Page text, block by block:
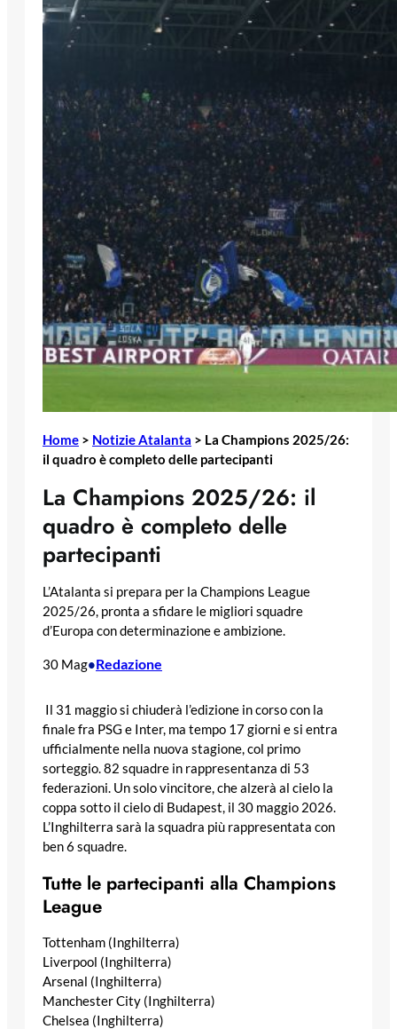
Home > Notizie Atalanta > La Champions 2025/26:
il quadro è completo delle partecipanti
La Champions 2025/26: il
quadro è completo delle
partecipanti
L’Atalanta si prepara per la Champions League
2025/26, pronta a sfidare le migliori squadre
d’Europa con determinazione e ambizione.
30 Mag•Redazione
Il 31 maggio si chiuderà l’edizione in corso con la
finale fra PSG e Inter, ma tempo 17 giorni e si entra
ufficialmente nella nuova stagione, col primo
sorteggio. 82 squadre in rappresentanza di 53
federazioni. Un solo vincitore, che alzerà al cielo la
coppa sotto il cielo di Budapest, il 30 maggio 2026.
L’Inghilterra sarà la squadra più rappresentata con
ben 6 squadre.
Tutte le partecipanti alla Champions
League
Tottenham (Inghilterra)
Liverpool (Inghilterra)
Arsenal (Inghilterra)
Manchester City (Inghilterra)
Chelsea (Inghilterra)